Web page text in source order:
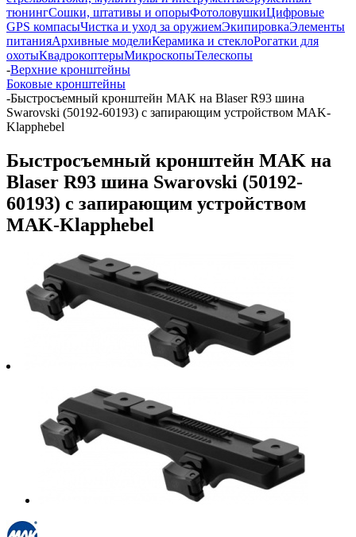
тюнингСошки, штативы и опорыФотоловушкиЦифровые
GPS компасыЧистка и уход за оружиемЭкипировкаЭлементы
питанияАрхивные моделиКерамика и стеклоРогатки для
охотыКвадрокоптерыМикроскопыТелескопы
-Верхние кронштейны
Боковые кронштейны
-Быстросъемный кронштейн MAK на Blaser R93 шина
Swarovski (50192-60193) с запирающим устройством MAK-
Klapphebel
Быстросъемный кронштейн MAK на
Blaser R93 шина Swarovski (50192-
60193) с запирающим устройством
MAK-Klapphebel